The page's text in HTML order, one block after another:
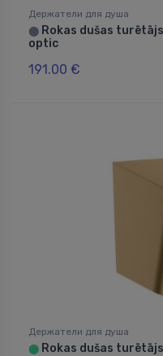
Держатели для душа
⬤ Rokas dušas
optic
191.00 €
Держатели для душа
⬤ Rokas dušas